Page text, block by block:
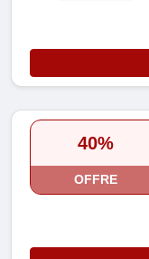
40%
OFFRE